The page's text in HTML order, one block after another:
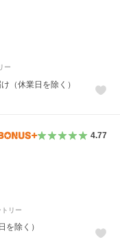
ー
（休業日を除く）
4.77
リー
を除く）